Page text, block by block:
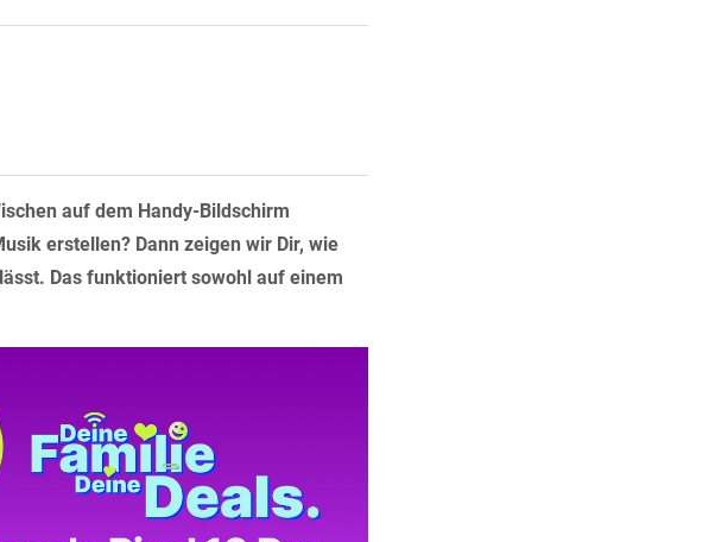
auf dem Handy-Bildschirm
erstellen? Dann zeigen wir Dir, wie
Das funktioniert sowohl auf einem